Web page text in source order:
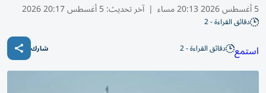
5 أغسطس 2026 20:13 مساء | آخر تحديث:5 أغسطس 20:17 2026
دقائق القراءة - 2
استمع دقائق القراءة - 2 شارك